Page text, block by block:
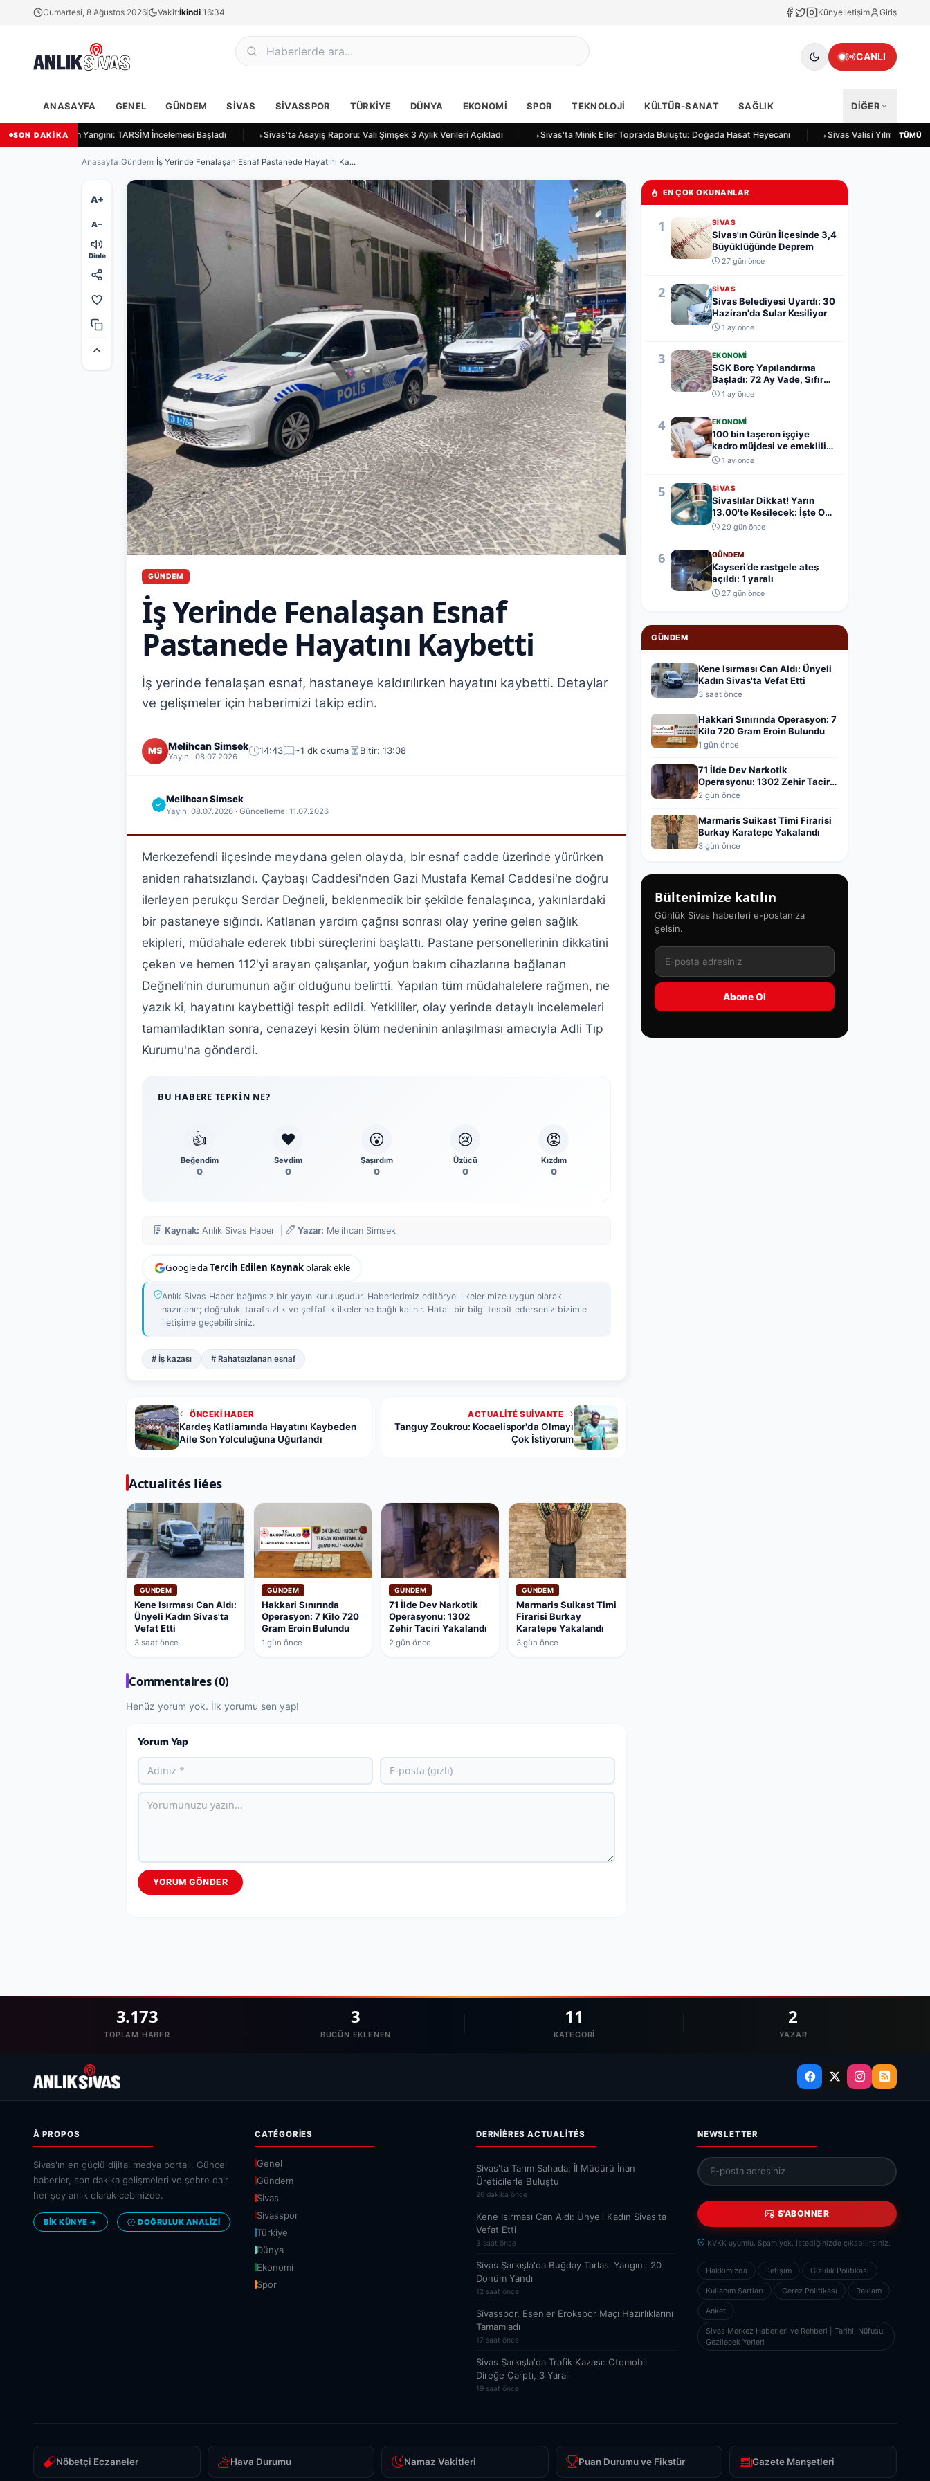
Cumartesi, 8 Ağustos 2026 Vakit:İkindi 16:34 Künyeİletişim Giriş
CANLI
ANASAYFA GENEL GÜNDEM SIVAS SIVASSPOR TÜRKIYE DÜNYA EKONOMI SPOR TEKNOLOJI KÜLTÜR-SANAT SAĞLIK DİĞER
SON DAKİKA
Ulukapı'da Ekin Yangını: TARSİM İncelemesi Başladı Sivas'ta Asayiş Raporu: Vali Şimşek 3 Aylık Verileri Açıkladı Sivas'ta Minik Eller Toprakla Buluştu: Doğada Hasat Heyecanı Sivas Valisi YılmazTÜMÜ
Anasayfa Gündem İş Yerinde Fenalaşan Esnaf Pastanede Hayatını Ka...
A+
A−
Dinle
GÜNDEM
İş Yerinde Fenalaşan Esnaf
Pastanede Hayatını Kaybetti
İş yerinde fenalaşan esnaf, hastaneye kaldırılırken hayatını kaybetti. Detaylar
ve gelişmeler için haberimizi takip edin.
MS Melihcan Simsek
Yayın · 08.07.2026
14:43 ~1 dk okuma Bitir: 13:08
Melihcan Simsek
Yayın: 08.07.2026 · Güncelleme: 11.07.2026
Merkezefendi ilçesinde meydana gelen olayda, bir esnaf cadde üzerinde yürürken
aniden rahatsızlandı. Çaybaşı Caddesi'nden Gazi Mustafa Kemal Caddesi'ne doğru
ilerleyen perukçu Serdar Değneli, beklenmedik bir şekilde fenalaşınca, yakınlardaki
bir pastaneye sığındı. Katlanan yardım çağrısı sonrası olay yerine gelen sağlık
ekipleri, müdahale ederek tıbbi süreçlerini başlattı. Pastane personellerinin dikkatini
çeken ve hemen 112'yi arayan çalışanlar, yoğun bakım cihazlarına bağlanan
Değneli’nin durumunun ağır olduğunu belirtti. Yapılan tüm müdahalelere rağmen, ne
yazık ki, hayatını kaybettiği tespit edildi. Yetkililer, olay yerinde detaylı incelemeleri
tamamladıktan sonra, cenazeyi kesin ölüm nedeninin anlaşılması amacıyla Adli Tıp
Kurumu'na gönderdi.
BU HABERE TEPKIN NE?
👍
Beğendim
0
❤️
Sevdim
0
😮
Şaşırdım
0
😢
Üzücü
0
😡
Kızdım
0
Kaynak: Anlık Sivas Haber | Yazar: Melihcan Simsek
Google'daTercih Edilen Kaynakolarak ekle
Anlık Sivas Haber bağımsız bir yayın kuruluşudur. Haberlerimiz editöryel ilkelerimize uygun olarak
hazırlanır; doğruluk, tarafsızlık ve şeffaflık ilkelerine bağlı kalınır. Hatalı bir bilgi tespit ederseniz bizimle
iletişime geçebilirsiniz.
# İş kazası # Rahatsızlanan esnaf
ÖNCEKI HABER
Kardeş Katliamında Hayatını Kaybeden
Aile Son Yolculuğuna Uğurlandı
ACTUALITÉ SUIVANTE
Tanguy Zoukrou: Kocaelispor'da Olmayı
Çok İstiyorum
Actualités liées
GÜNDEM
Kene Isırması Can Aldı:
Ünyeli Kadın Sivas'ta
Vefat Etti
3 saat önce
GÜNDEM
Hakkari Sınırında
Operasyon: 7 Kilo 720
Gram Eroin Bulundu
1 gün önce
GÜNDEM
71 İlde Dev Narkotik
Operasyonu: 1302
Zehir Taciri Yakalandı
2 gün önce
GÜNDEM
Marmaris Suikast Timi
Firarisi Burkay
Karatepe Yakalandı
3 gün önce
Commentaires (0)
Henüz yorum yok. İlk yorumu sen yap!
Yorum Yap
YORUM GÖNDER
EN ÇOK OKUNANLAR
1 SIVAS
Sivas'ın Gürün İlçesinde 3,4
Büyüklüğünde Deprem
27 gün önce
2 SIVAS
Sivas Belediyesi Uyardı: 30
Haziran'da Sular Kesiliyor
1 ay önce
3 EKONOMI
SGK Borç Yapılandırma
Başladı: 72 Ay Vade, Sıfır
Teminat
1 ay önce
4 EKONOMI
100 bin taşeron işçiye
kadro müjdesi ve emeklilik
yaş şartı açık...
1 ay önce
5 SIVAS
Sivaslılar Dikkat! Yarın
13.00'te Kesilecek: İşte O
Mahalleler.....
29 gün önce
6 GÜNDEM
Kayseri’de rastgele ateş
açıldı: 1 yaralı
27 gün önce
GÜNDEM
Kene Isırması Can Aldı: Ünyeli
Kadın Sivas'ta Vefat Etti
3 saat önce
Hakkari Sınırında Operasyon: 7
Kilo 720 Gram Eroin Bulundu
1 gün önce
71 İlde Dev Narkotik
Operasyonu: 1302 Zehir Taciri
Yakalandı
2 gün önce
Marmaris Suikast Timi Firarisi
Burkay Karatepe Yakalandı
3 gün önce
Bültenimize katılın
Günlük Sivas haberleri e-postanıza
gelsin.
Abone Ol
3.173
TOPLAM HABER
3
BUGÜN EKLENEN
11
KATEGORI
2
YAZAR
À PROPOS
Sivas'ın en güçlü dijital medya portalı. Güncel
haberler, son dakika gelişmeleri ve şehre dair
her şey anlık olarak cebinizde.
BİK KÜNYE → DOĞRULUK ANALIZI
CATÉGORIES
Genel
Gündem
Sivas
Sivasspor
Türkiye
Dünya
Ekonomi
Spor
DERNIÈRES ACTUALITÉS
Sivas'ta Tarım Sahada: İl Müdürü İnan
Üreticilerle Buluştu
26 dakika önce
Kene Isırması Can Aldı: Ünyeli Kadın Sivas'ta
Vefat Etti
3 saat önce
Sivas Şarkışla'da Buğday Tarlası Yangını: 20
Dönüm Yandı
12 saat önce
Sivasspor, Esenler Erokspor Maçı Hazırlıklarını
Tamamladı
17 saat önce
Sivas Şarkışla'da Trafik Kazası: Otomobil
Direğe Çarptı, 3 Yaralı
19 saat önce
NEWSLETTER
S'ABONNER
KVKK uyumlu. Spam yok. İstediğinizde çıkabilirsiniz.
Hakkımızda İletişim Gizlilik Politikası
Kullanım Şartları Çerez Politikası Reklam
Anket
Sivas Merkez Haberleri ve Rehberi | Tarihi, Nüfusu,
Gezilecek Yerleri
Nöbetçi Eczaneler Hava Durumu Namaz Vakitleri Puan Durumu ve Fikstür Gazete Manşetleri